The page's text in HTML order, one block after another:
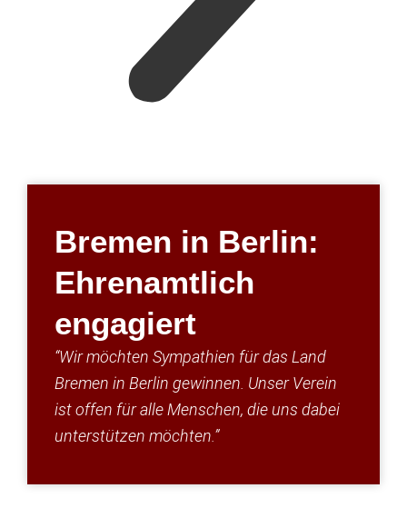
Bremen in Berlin:
Ehrenamtlich
engagiert
“Wir möchten Sympathien für das Land
Bremen in Berlin gewinnen. Unser Verein
ist offen für alle Menschen, die uns dabei
unterstützen möchten.”